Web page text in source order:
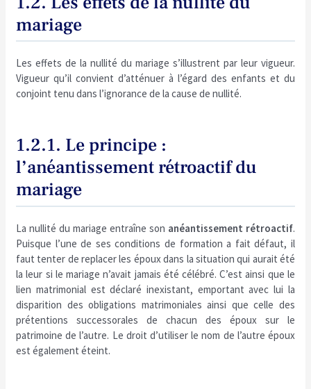
mariage
Les effets de la nullité du mariage s’illustrent par leur vigueur.
Vigueur qu’il convient d’atténuer à l’égard des enfants et du
conjoint tenu dans l’ignorance de la cause de nullité.
1.2.1. Le principe :
l’anéantissement rétroactif du
mariage
La nullité du mariage entraîne son anéantissement rétroactif.
Puisque l’une de ses conditions de formation a fait défaut, il
faut tenter de replacer les époux dans la situation qui aurait été
la leur si le mariage n’avait jamais été célébré. C’est ainsi que le
lien matrimonial est déclaré inexistant, emportant avec lui la
disparition des obligations matrimoniales ainsi que celle des
prétentions successorales de chacun des époux sur le
patrimoine de l’autre. Le droit d’utiliser le nom de l’autre époux
est également éteint.